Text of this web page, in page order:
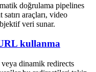
doğrulama pipelines
araçları, video
veri sunar.
kullanma
dinamik redirects